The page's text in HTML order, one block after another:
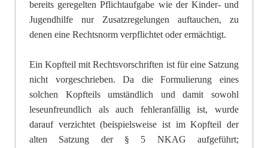
bereits geregelten Pflichtaufgabe wie der Kinder- und
Jugendhilfe nur Zusatzregelungen auftauchen, zu
denen eine Rechtsnorm verpflichtet oder ermächtigt.
Ein Kopfteil mit Rechtsvorschriften ist für eine Satzung
nicht vorgeschrieben. Da die Formulierung eines
solchen Kopfteils umständlich und damit sowohl
leseunfreundlich als auch fehleranfällig ist, wurde
darauf verzichtet (beispielsweise ist im Kopfteil der
alten Satzung der § 5 NKAG aufgeführt;